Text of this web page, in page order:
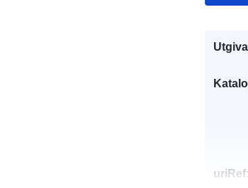
uriRef: